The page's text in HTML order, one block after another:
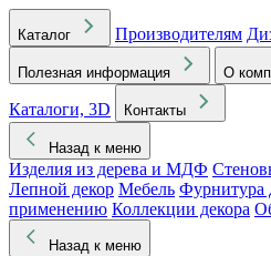
Каталог Производителям
Полезная информация О
Каталоги, 3D
Контакты
Назад к меню
Изделия из дерева и МДФ
Лепной декор Мебель Фурнитура
применению Коллекции декора
Назад к меню